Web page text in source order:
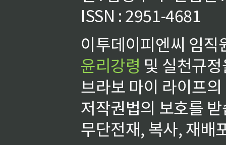
ISSN : 2951-4681
이투데이피엔씨 임
윤리강령 및 실천규
브라보 마이 라이프
저작권법의 보호를
무단전재, 복사, 재배